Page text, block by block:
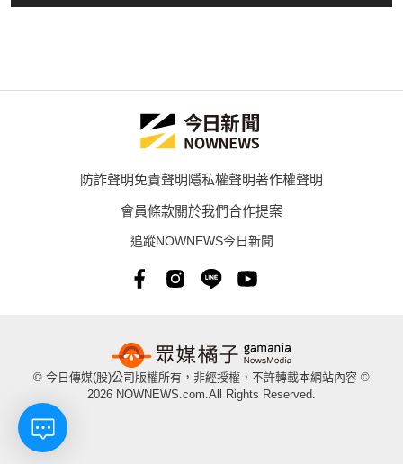
防詐聲明免責聲明隱私權聲明著作權聲明
會員條款關於我們合作提案
追蹤NOWNEWS今日新聞
© 今日傳媒(股)公司版權所有，非經授權，不許轉載本網站內容 ©
2026 NOWNEWS.com.All Rights Reserved.